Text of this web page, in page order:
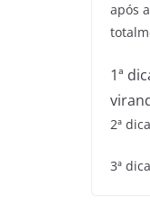
após
1ª
2ª
3ª